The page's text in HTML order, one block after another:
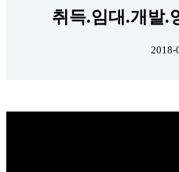
취득.임대.개발.
2018-